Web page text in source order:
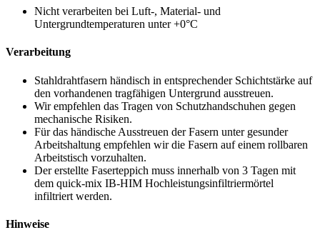
Nicht verarbeiten bei Luft-, Material- und
Untergrundtemperaturen unter +0°C
Verarbeitung
Stahldrahtfasern händisch in entsprechender Schichtstärke auf
den vorhandenen tragfähigen Untergrund ausstreuen.
Wir empfehlen das Tragen von Schutzhandschuhen gegen
mechanische Risiken.
Für das händische Ausstreuen der Fasern unter gesunder
Arbeitshaltung empfehlen wir die Fasern auf einem rollbaren
Arbeitstisch vorzuhalten.
Der erstellte Faserteppich muss innerhalb von 3 Tagen mit
dem quick-mix IB-HIM Hochleistungsinfiltriermörtel
infiltriert werden.
Hinweise